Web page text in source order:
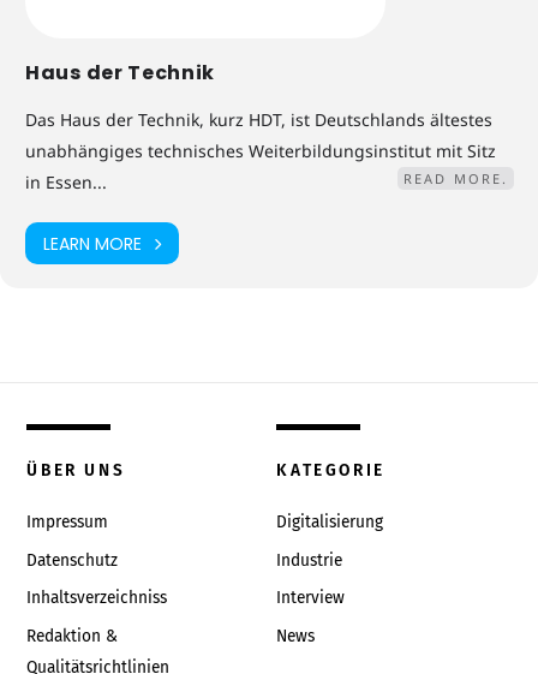
Haus der Technik
Das Haus der Technik, kurz HDT, ist Deutschlands ältestes
unabhängiges technisches Weiterbildungsinstitut mit Sitz
in Essen...
READ MORE.
LEARN MORE
ÜBER UNS
Impressum
Datenschutz
Inhaltsverzeichniss
Redaktion &
Qualitätsrichtlinien
KATEGORIE
Digitalisierung
Industrie
Interview
News